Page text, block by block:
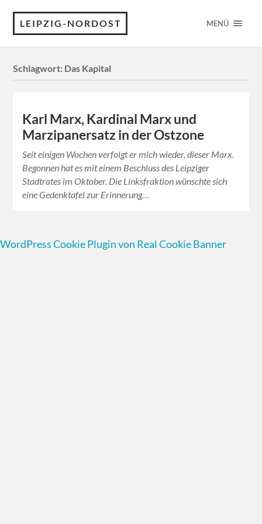
LEIPZIG-NORDOST MENÜ
Schlagwort: Das Kapital
Karl Marx, Kardinal Marx und
Marzipanersatz in der Ostzone
Seit einigen Wochen verfolgt er mich wieder, dieser Marx.
Begonnen hat es mit einem Beschluss des Leipziger
Stadtrates im Oktober. Die Linksfraktion wünschte sich
eine Gedenktafel zur Erinnerung…
WordPress Cookie Plugin von Real Cookie Banner